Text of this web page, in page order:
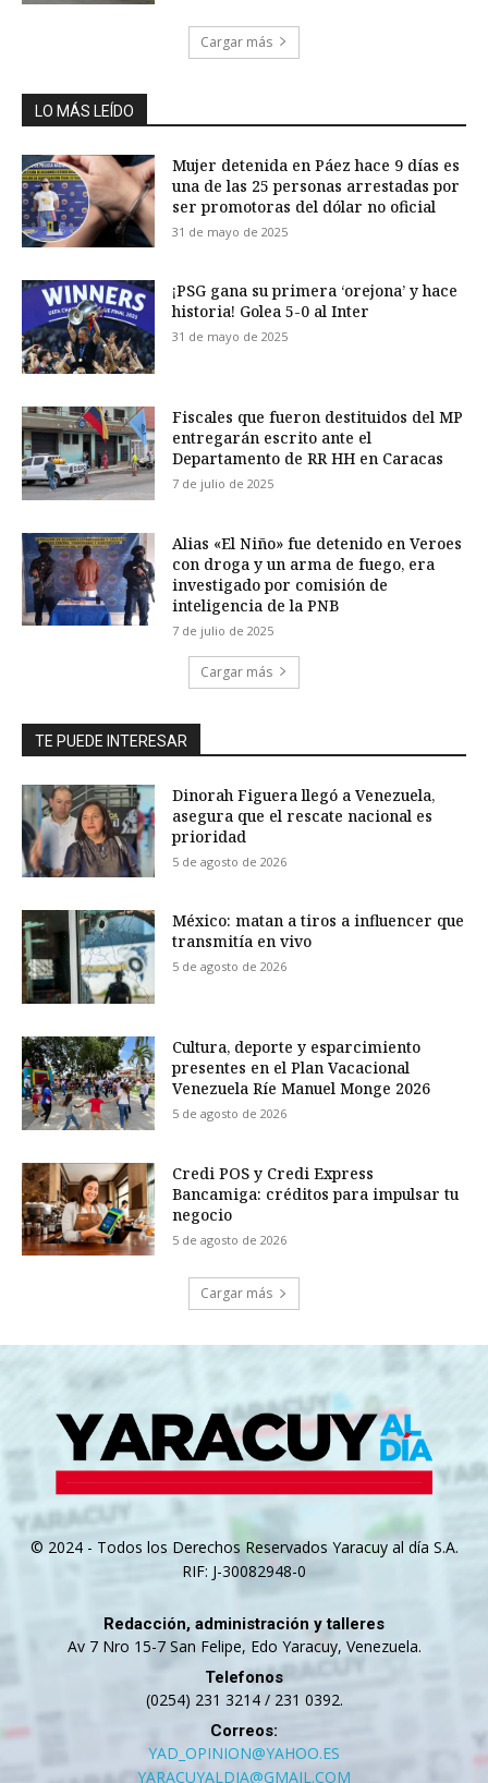
Cargar más
LO MÁS LEÍDO
Mujer detenida en Páez hace 9 días es
una de las 25 personas arrestadas por
ser promotoras del dólar no oficial
31 de mayo de 2025
¡PSG gana su primera ‘orejona’ y hace
historia! Golea 5-0 al Inter
31 de mayo de 2025
Fiscales que fueron destituidos del MP
entregarán escrito ante el
Departamento de RR HH en Caracas
7 de julio de 2025
Alias «El Niño» fue detenido en Veroes
con droga y un arma de fuego, era
investigado por comisión de
inteligencia de la PNB
7 de julio de 2025
Cargar más
TE PUEDE INTERESAR
Dinorah Figuera llegó a Venezuela,
asegura que el rescate nacional es
prioridad
5 de agosto de 2026
México: matan a tiros a influencer que
transmitía en vivo
5 de agosto de 2026
Cultura, deporte y esparcimiento
presentes en el Plan Vacacional
Venezuela Ríe Manuel Monge 2026
5 de agosto de 2026
Credi POS y Credi Express
Bancamiga: créditos para impulsar tu
negocio
5 de agosto de 2026
Cargar más
© 2024 - Todos los Derechos Reservados Yaracuy al día S.A.
RIF: J-30082948-0
Redacción, administración y talleres
Av 7 Nro 15-7 San Felipe, Edo Yaracuy, Venezuela.
Telefonos
(0254) 231 3214 / 231 0392.
Correos:
YAD_OPINION@YAHOO.ES
YARACUYALDIA@GMAIL.COM